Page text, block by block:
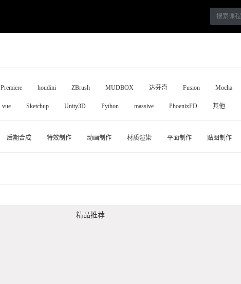
Premiere houdini ZBrush MUDBOX 达芬奇 Fusion Mocha
vue Sketchup Unity3D Python massive PhoenixFD 其他
后期合成 特效制作 动画制作 材质渲染 平面制作 贴图制作
精品推荐